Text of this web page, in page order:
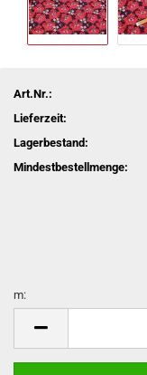
Art.Nr.:
Lieferzeit:
Lagerbestand:
Mindestbestellmenge:
m: